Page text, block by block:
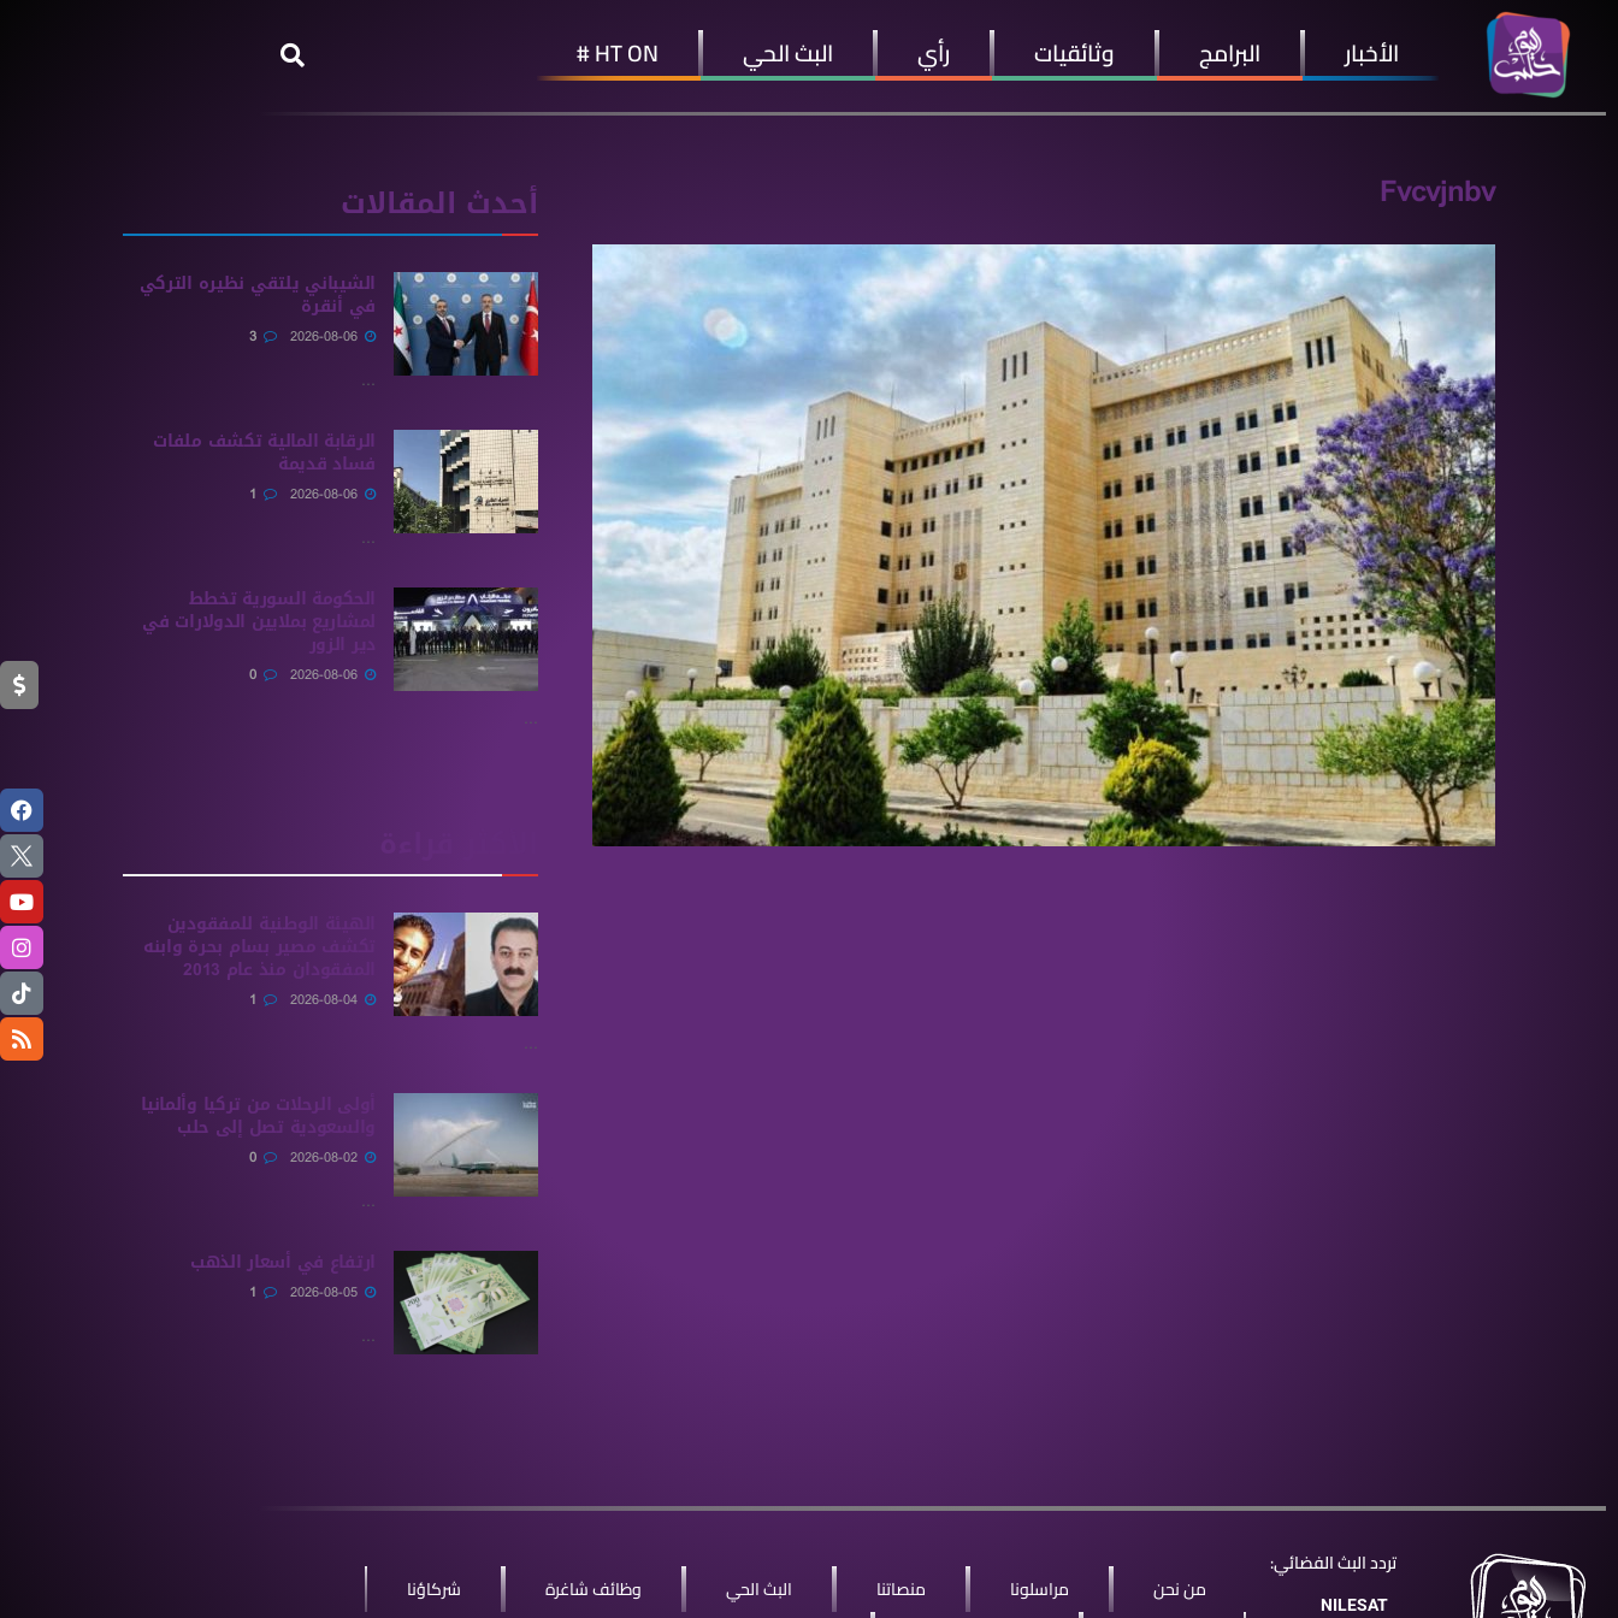
الأخبار البرامج وثائقيات رأي البث الحي HT ON #
Fvcvjnbv أحدث المقالات
الشيباني يلتقي نظيره التركي
في أنقرة
...
الرقابة المالية تكشف ملفات
فساد قديمة
...
الحكومة السورية تخطط
لمشاريع بملايين الدولارات في
دير الزور
...
الهيئة الوطنية للمفقودين
تكشف مصير بسام بحرة وابنه
المفقودان منذ عام 2013
...
أولى الرحلات من ‏تركيا وألمانيا
والسعودية تصل إلى حلب
...
ارتفاع في أسعار الذهب
...
تردد البث الفضائي:
NILESAT من نحن مراسلونا منصاتنا البث الحي وظائف شاغرة شركاؤنا